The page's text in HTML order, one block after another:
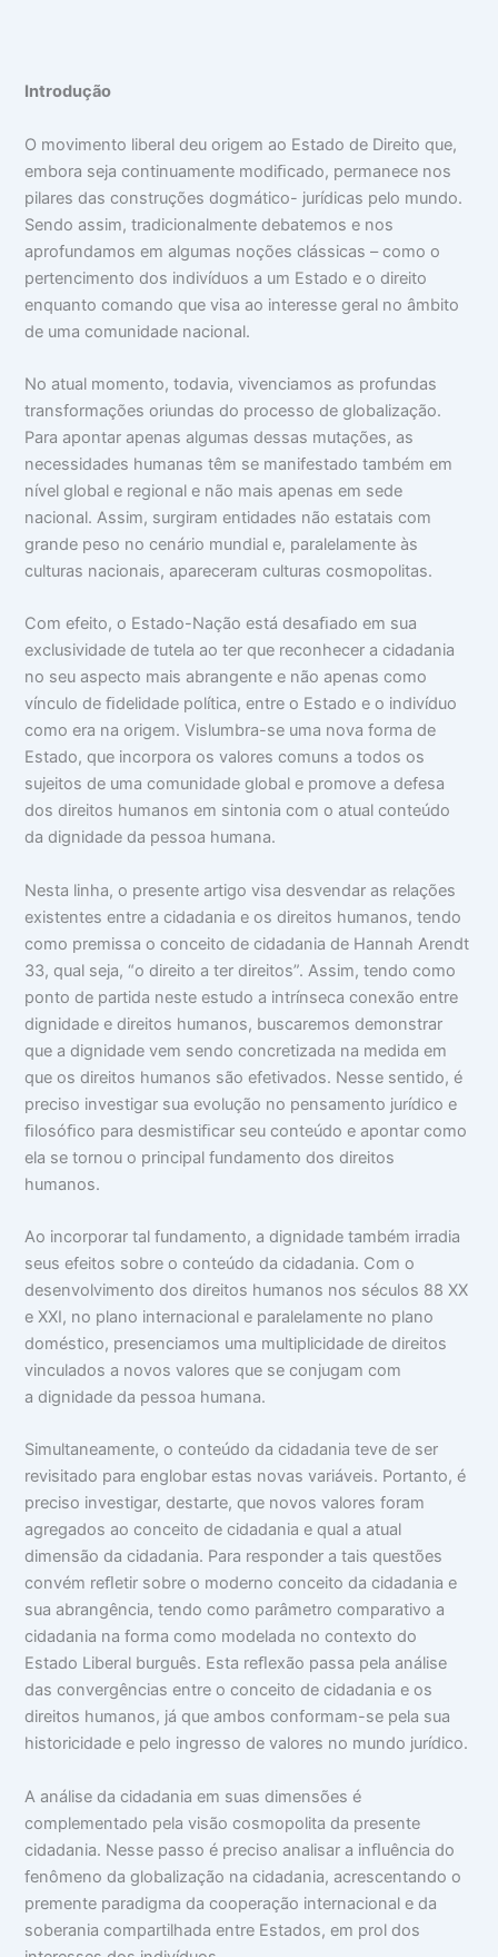
Introdução
O movimento liberal deu origem ao Estado de Direito que,
embora seja continuamente modiﬁcado, permanece nos
pilares das construções dogmático- jurídicas pelo mundo.
Sendo assim, tradicionalmente debatemos e nos
aprofundamos em algumas noções clássicas – como o
pertencimento dos indivíduos a um Estado e o direito
enquanto comando que visa ao interesse geral no âmbito
de uma comunidade nacional.
No atual momento, todavia, vivenciamos as profundas
transformações oriundas do processo de globalização.
Para apontar apenas algumas dessas mutações, as
necessidades humanas têm se manifestado também em
nível global e regional e não mais apenas em sede
nacional. Assim, surgiram entidades não estatais com
grande peso no cenário mundial e, paralelamente às
culturas nacionais, apareceram culturas cosmopolitas.
Com efeito, o Estado-Nação está desaﬁado em sua
exclusividade de tutela ao ter que reconhecer a cidadania
no seu aspecto mais abrangente e não apenas como
vínculo de ﬁdelidade política, entre o Estado e o indivíduo
como era na origem. Vislumbra-se uma nova forma de
Estado, que incorpora os valores comuns a todos os
sujeitos de uma comunidade global e promove a defesa
dos direitos humanos em sintonia com o atual conteúdo
da dignidade da pessoa humana.
Nesta linha, o presente artigo visa desvendar as relações
existentes entre a cidadania e os direitos humanos, tendo
como premissa o conceito de cidadania de Hannah Arendt
33, qual seja, “o direito a ter direitos”. Assim, tendo como
ponto de partida neste estudo a intrínseca conexão entre
dignidade e direitos humanos, buscaremos demonstrar
que a dignidade vem sendo concretizada na medida em
que os direitos humanos são efetivados. Nesse sentido, é
preciso investigar sua evolução no pensamento jurídico e
ﬁlosóﬁco para desmistiﬁcar seu conteúdo e apontar como
ela se tornou o principal fundamento dos direitos
humanos.
Ao incorporar tal fundamento, a dignidade também irradia
seus efeitos sobre o conteúdo da cidadania. Com o
desenvolvimento dos direitos humanos nos séculos 88 XX
e XXI, no plano internacional e paralelamente no plano
doméstico, presenciamos uma multiplicidade de direitos
vinculados a novos valores que se conjugam com
a dignidade da pessoa humana.
Simultaneamente, o conteúdo da cidadania teve de ser
revisitado para englobar estas novas variáveis. Portanto, é
preciso investigar, destarte, que novos valores foram
agregados ao conceito de cidadania e qual a atual
dimensão da cidadania. Para responder a tais questões
convém reﬂetir sobre o moderno conceito da cidadania e
sua abrangência, tendo como parâmetro comparativo a
cidadania na forma como modelada no contexto do
Estado Liberal burguês. Esta reﬂexão passa pela análise
das convergências entre o conceito de cidadania e os
direitos humanos, já que ambos conformam-se pela sua
historicidade e pelo ingresso de valores no mundo jurídico.
A análise da cidadania em suas dimensões é
complementado pela visão cosmopolita da presente
cidadania. Nesse passo é preciso analisar a inﬂuência do
fenômeno da globalização na cidadania, acrescentando o
premente paradigma da cooperação internacional e da
soberania compartilhada entre Estados, em prol dos